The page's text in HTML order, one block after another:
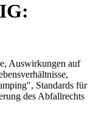
Auswirkungen auf
Standards für
des Abfallrechts